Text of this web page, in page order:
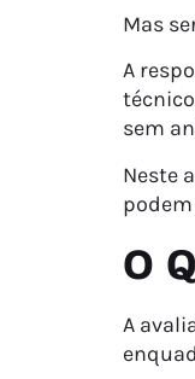
Mas
A
sem
Neste
O
A